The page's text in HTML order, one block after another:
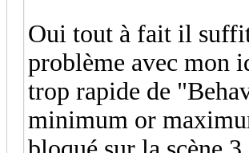
Oui tout à fait il
problème avec mon
trop rapide de "
minimum or